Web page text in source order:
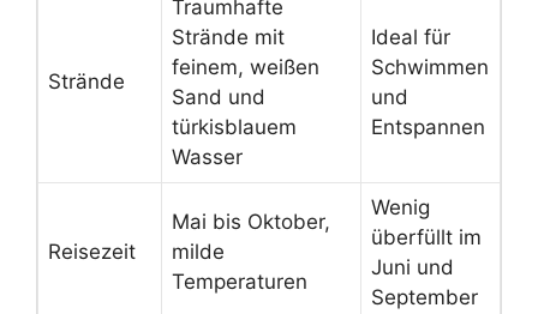
Strände
Traumhafte
Strände mit
feinem, weißen
Sand und
türkisblauem
Wasser
Ideal für
Schwimmen
und
Entspannen
Reisezeit
Mai bis Oktober,
milde
Temperaturen
Wenig
überfüllt im
Juni und
September